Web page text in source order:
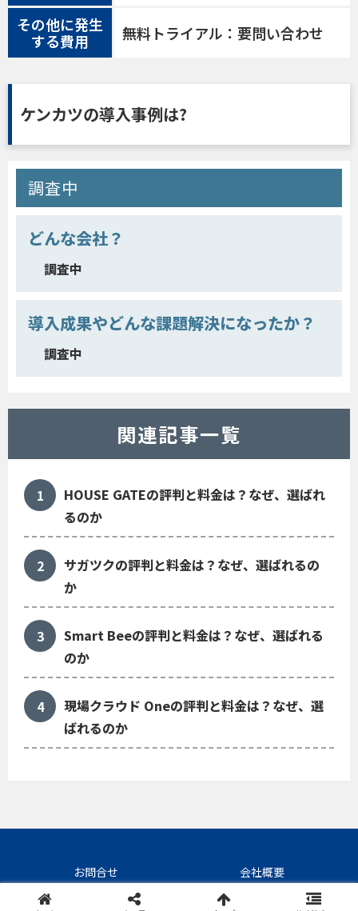
その他に発生
する費用
無料トライアル：要問い合わせ
ケンカツの導入事例は?
調査中
どんな会社？
調査中
導入成果やどんな課題解決になったか？
調査中
関連記事一覧
HOUSE GATEの評判と料金は？なぜ、選ばれ
るのか
サガツクの評判と料金は？なぜ、選ばれるの
か
Smart Beeの評判と料金は？なぜ、選ばれる
のか
現場クラウド Oneの評判と料金は？なぜ、選
ばれるのか
お問合せ
会社概要
©SaaS/BPOの評判くん